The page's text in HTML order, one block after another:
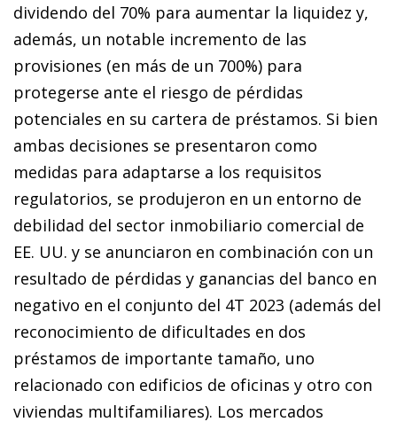
dividendo del 70% para aumentar la liquidez y,
además, un notable incremento de las
provisiones (en más de un 700%) para
protegerse ante el riesgo de pérdidas
potenciales en su cartera de préstamos. Si bien
ambas decisiones se presentaron como
medidas para adaptarse a los requisitos
regulatorios, se produjeron en un entorno de
debilidad del sector inmobiliario comercial de
EE. UU. y se anunciaron en combinación con un
resultado de pérdidas y ganancias del banco en
negativo en el conjunto del 4T 2023 (además del
reconocimiento de dificultades en dos
préstamos de importante tamaño, uno
relacionado con edificios de oficinas y otro con
viviendas multifamiliares). Los mercados